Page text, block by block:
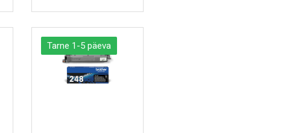
VAATA TOODET
Tarne 1-5 päeva